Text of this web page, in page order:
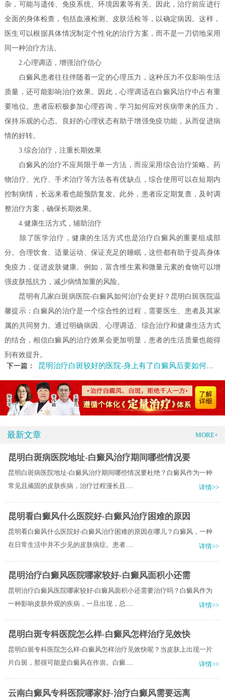
杂，可能与遗传、免疫系统、环境因素等有关。因此，治疗前应进行
全面的身体检查，包括血液检测、皮肤活检等，以确定病因。这样，
医生可以根据具体情况制定个性化的治疗方案，而不是一刀切地采用
同一种治疗方法。
2.心理调适，增强治疗信心
白癜风患者往往伴随着一定的心理压力，这种压力不仅影响生活
质量，还可能影响治疗效果。因此，心理调适在白癜风治疗中占有重
要地位。患者应积极参加心理咨询，学习如何应对疾病带来的压力，
保持乐观的心态。良好的心理状态有助于增强免疫功能，从而促进病
情的好转。
3.综合治疗，注重长期效果
白癜风的治疗不应局限于单一方法，而应采用综合治疗策略。药
物治疗、光疗、手术治疗等方法各有优缺点，综合使用可以在短期内
控制病情，长远来看也能预防复发。此外，患者应定期复查，及时调
整治疗方案，确保长期效果。
4.健康生活方式，辅助治疗
除了医学治疗，健康的生活方式也是治疗白癜风的重要组成部
分。合理饮食、适量运动、保证充足的睡眠，这些都有助于提高身体
免疫力，促进皮肤健康。例如，富含维生素和微量元素的食物可以增
强皮肤抵抗力，减少病情加重的风险。
昆明有几家白斑病医院-白癜风如何治疗会更好？昆明白斑医院温
馨提示：白癜风的治疗是一个综合性的过程，需要医生、患者及其家
属的共同努力。通过明确病因、心理调适、综合治疗和健康生活方式
的结合，相信白癜风的治疗效果会更加明显，患者的生活质量也能得
到有效提升。
下一篇：
昆明治疗白斑较好的医院-身上有了白癜风后要如何治疗呢
最新文章 MORE+
昆明白斑病医院地址-白癜风治疗期间哪些情况要
昆明白斑病医院地址-白癜风治疗期间哪些情况要杜绝？白癜风作为一种
常见且顽固的皮肤疾病，治疗过程漫长且.....
详情>>
昆明看白癜风什么医院好-白癜风治疗困难的原因
昆明看白癜风什么医院好-白癜风治疗困难的原因在哪儿？白癜风，一种
在日常生活中并不少见的皮肤病症。患者.....
详情>>
昆明治疗白癜风医院哪家较好-白癜风面积小还需
昆明治疗白癜风医院哪家较好-白癜风面积小还需要治疗吗？白癜风作为
一种影响皮肤外观的疾病，一旦出现，总.....
详情>>
昆明白斑专科医院怎么样-白癜风怎样治疗见效快
昆明白斑专科医院怎么样-白癜风怎样治疗见效快呢？当皮肤上出现一片
片白斑，那很可能是白癜风在作祟。白癜.....
详情>>
云南白癜风专科医院哪家好-治疗白癜风需要远离